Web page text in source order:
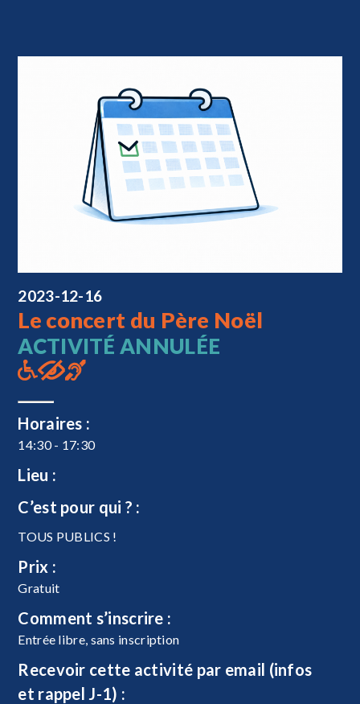
2023-12-16
Le concert du Père Noël
ACTIVITÉ ANNULÉE
Horaires :
14:30 - 17:30
Lieu :
C’est pour qui ? :
TOUS PUBLICS !
Prix :
Gratuit
Comment s’inscrire :
Entrée libre, sans inscription
Recevoir cette activité par email (infos
et rappel J-1) :